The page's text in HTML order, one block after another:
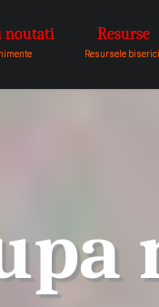
noutati Resurse
Resursele